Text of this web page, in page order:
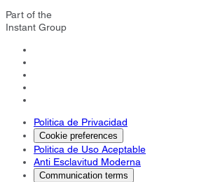
Part of the
Instant Group
Politica de Privacidad
Cookie preferences
Politica de Uso Aceptable
Anti Esclavitud Moderna
Communication terms